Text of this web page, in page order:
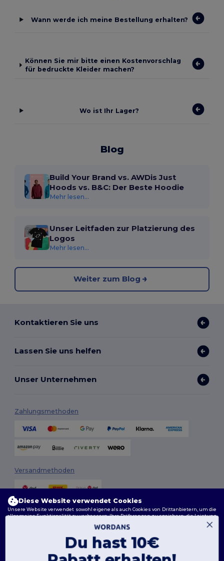
Wann werde ich meine Bestellung erhalten?
Können Sie mir bitte einen Kostenvorschlag
für bedruckte Kleider machen?
Wo ist Ihr Lager?
Blog
Build Your Brand vs. AWDis Just
Hoods vs. B&C: Der Beste Hoodie
Mehr lesen...
Unser Leitfaden zur Platzierung des
Logos
Mehr lesen...
Weiter zum Blog
Kontaktieren Sie uns
Lassen Sie uns helfen
Unser Unternehmen
Zahlungsmethoden
Versandmethoden
Diese Website verwendet Cookies
Unsere Website verwendet sowohl eigene als auch Cookies von Drittanbietern, um die
allgemeine Funktionalität zu verbessern, Ihre Präferenzen zu speichern, die Leistung
der Website zu analysieren und ein reibungsloses und personalisiertes Surferlebnis
zu gewährleisten, einschließlich maßgeschneidertem Inhalt, optimierten
Sie können Ihre Cookie-Einstellungen jederzeit verwalten. Essenzielle Cookies, die für
das Funktionieren der Website erforderlich sind, können nicht deaktiviert werden, da
Du hast 10€